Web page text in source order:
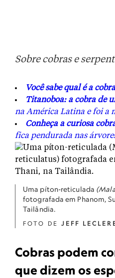
Sobre cobras e
Você sabe qual é a
Titanoboa: a cobra de
na América Latina e foi a
Conheça a curiosa
fica pendurada nas
Uma píton-reticulada
fotografada em Phanom,
Tailândia.
FOTO DE JEFF
Cobras podem
que dizem os